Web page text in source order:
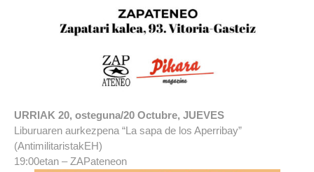
URRIAK 20, osteguna/20 Octubre, JUEVES
Liburuaren aurkezpena “La sapa de los Aperribay”
(AntimilitaristakEH)
19:00etan – ZAPateneon